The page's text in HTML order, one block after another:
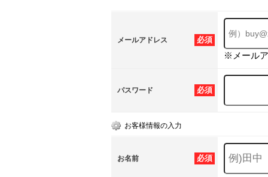
必須
メールアドレス
※メール
必須
パスワード
お客様情報の入力
必須
お名前